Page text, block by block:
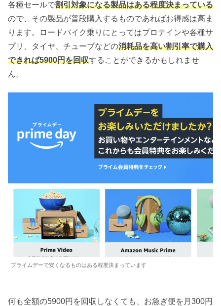
各種セールで割引対象になる製品はある程度決まっている
ので、その製品が普段購入するものであればお得感は高ま
ります。ロードバイク乗りにとってはプロテインや各種サ
プリ、タイヤ、チューブなどの消耗品を高い割引率で購入
できれば5900円を回収することができるかもしれませ
ん。
プライムデーで安くなるものはある程度決まっています
何も全額の5900円を回収しなくても、お急ぎ便を月300円